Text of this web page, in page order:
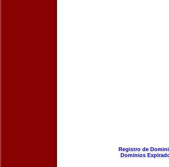
Registro de
Dominios